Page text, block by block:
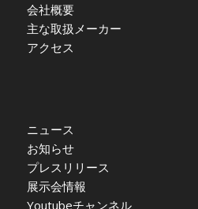
会社概要
主な取扱メーカー
アクセス
ニュース
お知らせ
プレスリリース
展示会情報
Youtubeチャンネル